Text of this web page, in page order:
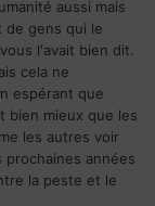
aussi mais
de gens qui le
l'avait bien dit.
cela ne
espérant que
bien mieux que les
les autres voir
années
la peste et le